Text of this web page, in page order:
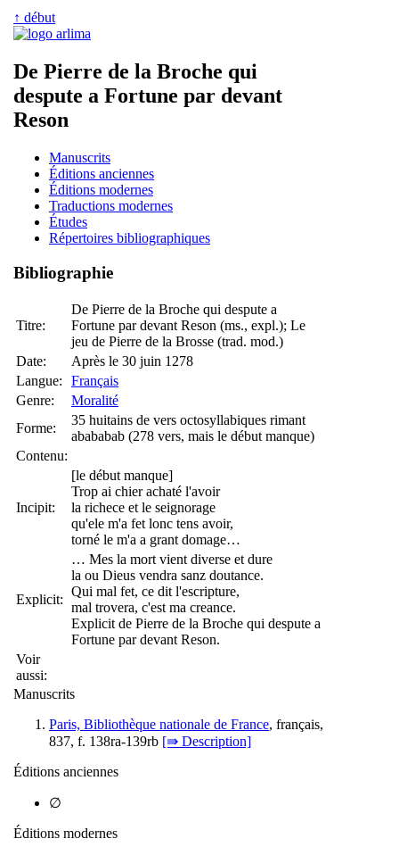
↑ début
De Pierre de la Broche qui
despute a Fortune par devant
Reson
Manuscrits
Éditions anciennes
Éditions modernes
Traductions modernes
Études
Répertoires bibliographiques
Bibliographie
Titre:
De Pierre de la Broche qui despute a
Fortune par devant Reson (ms., expl.); Le
jeu de Pierre de la Brosse (trad. mod.)
Date:
Après le 30 juin 1278
Langue:
Français
Genre:
Moralité
Forme:
35 huitains de vers octosyllabiques rimant
abababab (278 vers, mais le début manque)
Contenu:
Incipit:
[le début manque]
Trop ai chier achaté l'avoir
la richece et le seignorage
qu'ele m'a fet lonc tens avoir,
torné le m'a a grant domage…
Explicit:
… Mes la mort vient diverse et dure
la ou Dieus vendra sanz doutance.
Qui mal fet, ce dit l'escripture,
mal trovera, c'est ma creance.
Explicit de Pierre de la Broche qui despute a
Fortune par devant Reson.
Voir
aussi:
Manuscrits
Paris, Bibliothèque nationale de France, français,
837, f. 138ra-139rb [⇛ Description]
Éditions anciennes
∅
Éditions modernes